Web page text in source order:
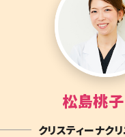
松島桃子
クリスティーナク